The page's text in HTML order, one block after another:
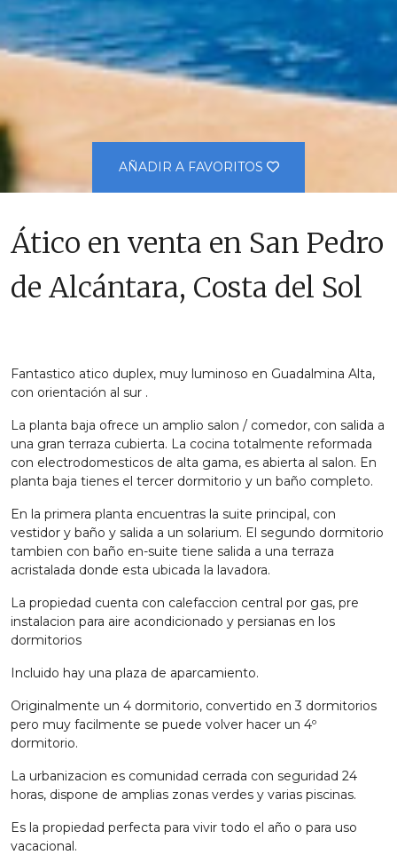
AÑADIR A FAVORITOS
Ático en venta en San Pedro
de Alcántara, Costa del Sol
Fantastico atico duplex, muy luminoso en Guadalmina Alta,
con orientación al sur .
La planta baja ofrece un amplio salon / comedor, con salida a
una gran terraza cubierta. La cocina totalmente reformada
con electrodomesticos de alta gama, es abierta al salon. En
planta baja tienes el tercer dormitorio y un baño completo.
En la primera planta encuentras la suite principal, con
vestidor y baño y salida a un solarium. El segundo dormitorio
tambien con baño en-suite tiene salida a una terraza
acristalada donde esta ubicada la lavadora.
La propiedad cuenta con calefaccion central por gas, pre
instalacion para aire acondicionado y persianas en los
dormitorios
Incluido hay una plaza de aparcamiento.
Originalmente un 4 dormitorio, convertido en 3 dormitorios
pero muy facilmente se puede volver hacer un 4º
dormitorio.
La urbanizacion es comunidad cerrada con seguridad 24
horas, dispone de amplias zonas verdes y varias piscinas.
Es la propiedad perfecta para vivir todo el año o para uso
vacacional.